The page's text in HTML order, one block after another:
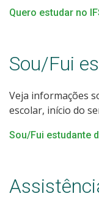
Quero estudar no
Sou/Fui
Veja informações
escolar, início do
Sou/Fui estudante